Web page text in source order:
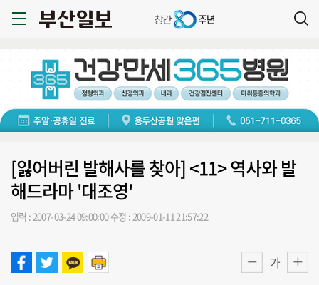
[잃어버린 발해사를 찾아] <11> 역사와 발
해드라마 '대조영'
입력 : 2007-03-24 09:00:00수정 : 2009-01-11 21:57:22
가